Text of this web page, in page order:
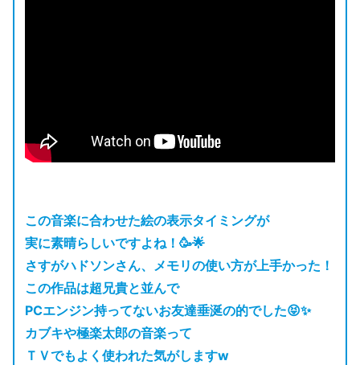
この音楽に合わせた絵の表示タイミングが
実に素晴らしいですよね！🥳🌟
さすがハドソンさん、メモリの使い方が上手かった！
この作品は超兄貴と並んで
PCエンジン持ってないお友達垂涎の的でした😝✨
カブキや極楽太郎の音楽って
ＴＶでもよく使われた気がしますw